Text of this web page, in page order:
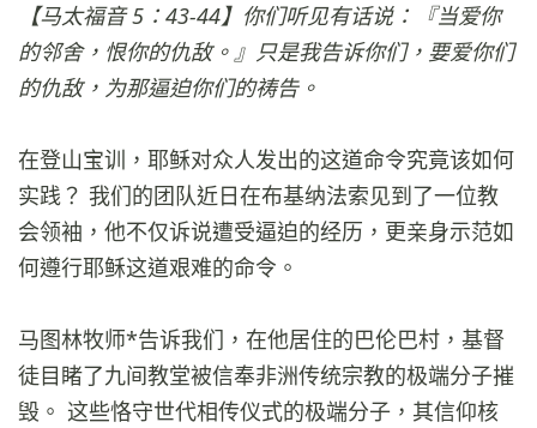
【马太福音 5：43-44】你们听见有话说：『当爱你
的邻舍，恨你的仇敌。』只是我告诉你们，要爱你们
的仇敌，为那逼迫你们的祷告。
在登山宝训，耶稣对众人发出的这道命令究竟该如何
实践？ 我们的团队近日在布基纳法索见到了一位教
会领袖，他不仅诉说遭受逼迫的经历，更亲身示范如
何遵行耶稣这道艰难的命令。
马图林牧师*告诉我们，在他居住的巴伦巴村，基督
徒目睹了九间教堂被信奉非洲传统宗教的极端分子摧
毁。 这些恪守世代相传仪式的极端分子，其信仰核